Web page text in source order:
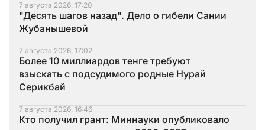
7 августа 2026, 17:20
"Десять шагов назад". Дело о гибели Сании
Жубанышевой
7 августа 2026, 17:02
Более 10 миллиардов тенге требуют
взыскать с подсудимого родные Нурай
Серикбай
7 августа 2026, 16:46
Кто получил грант: Миннауки опубликовало